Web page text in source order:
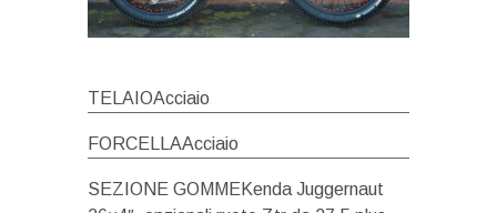
TELAIOAcciaio
FORCELLAAcciaio
SEZIONE GOMMEKenda Juggernaut